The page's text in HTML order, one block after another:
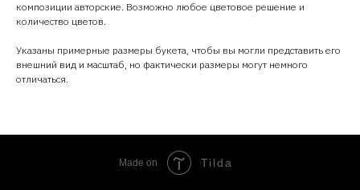
композиции авторские. Возможно любое цветовое решение и
количество цветов.
Указаны примерные размеры букета, чтобы вы могли представить его
внешний вид и масштаб, но фактически размеры могут немного
отличаться.
Made on Tilda